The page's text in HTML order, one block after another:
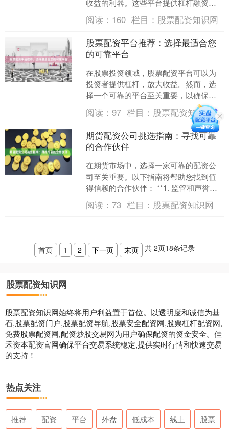
收益的利器。这些平台提供杠杆融资，
让您以更少的本金撬动更大的资金，从
而获得更高的投资回报。 ....
阅读： 160 栏目： 股票配资知识网
股票配资平台推荐：选择最适合您
的可靠平台
在股票投资领域，股票配资平台可以为
投资者提供杠杆，放大收益。然而，选
择一个可靠的平台至关重要，以确保资
金安全和投资顺利。 **选择股票配资平
台的标准：** * ....
阅读：97 栏目： 股票配资知识网
期货配资公司挑选指南：寻找可靠
的合作伙伴
在期货市场中，选择一家可靠的配资公
司至关重要。以下指南将帮助您找到值
得信赖的合作伙伴： **1. 监管和声誉：**
选择受监管的配资公司，并检查其声
誉。查看在线....
阅读：73 栏目： 股票配资知识网
首页 1 2 下一页 末页 共 2页18条记录
股票配资知识网
股票配资知识网始终将用户利益置于首位。以透明度和诚信为基
石,股票配资门户,股票配资导航,股票安全配资网,股票杠杆配资网,
免费股票配资网,配资炒股交易网为用户确保配资的资金安全。佳
禾资本配资官网确保平台交易系统稳定,提供实时行情和快速交易
的支持！
热点关注
推荐 配资 平台 外盘 低成本 线上 股票